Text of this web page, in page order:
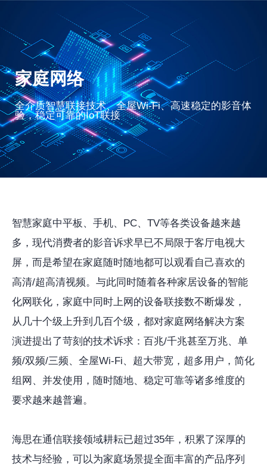
家庭网络
全介质智慧联接技术、全屋Wi-Fi、高速稳定的影音体
验，稳定可靠的IoT联接
智慧家庭中平板、手机、PC、TV等各类设备越来越
多，现代消费者的影音诉求早已不局限于客厅电视大
屏，而是希望在家庭随时随地都可以观看自己喜欢的
高清/超高清视频。与此同时随着各种家居设备的智能
化网联化，家庭中同时上网的设备联接数不断爆发，
从几十个级上升到几百个级，都对家庭网络解决方案
演进提出了苛刻的技术诉求：百兆/千兆甚至万兆、单
频/双频/三频、全屋Wi-Fi、超大带宽，超多用户，简化
组网、并发使用，随时随地、稳定可靠等诸多维度的
要求越来越普遍。
海思在通信联接领域耕耘已超过35年，积累了深厚的
技术与经验，可以为家庭场景提全面丰富的产品序列